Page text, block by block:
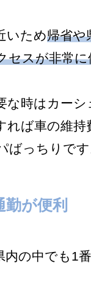
いため帰省や
セスが非常に
な時はカーシ
れば車の維持
ばっちりです
勤が便利
内の中でも1